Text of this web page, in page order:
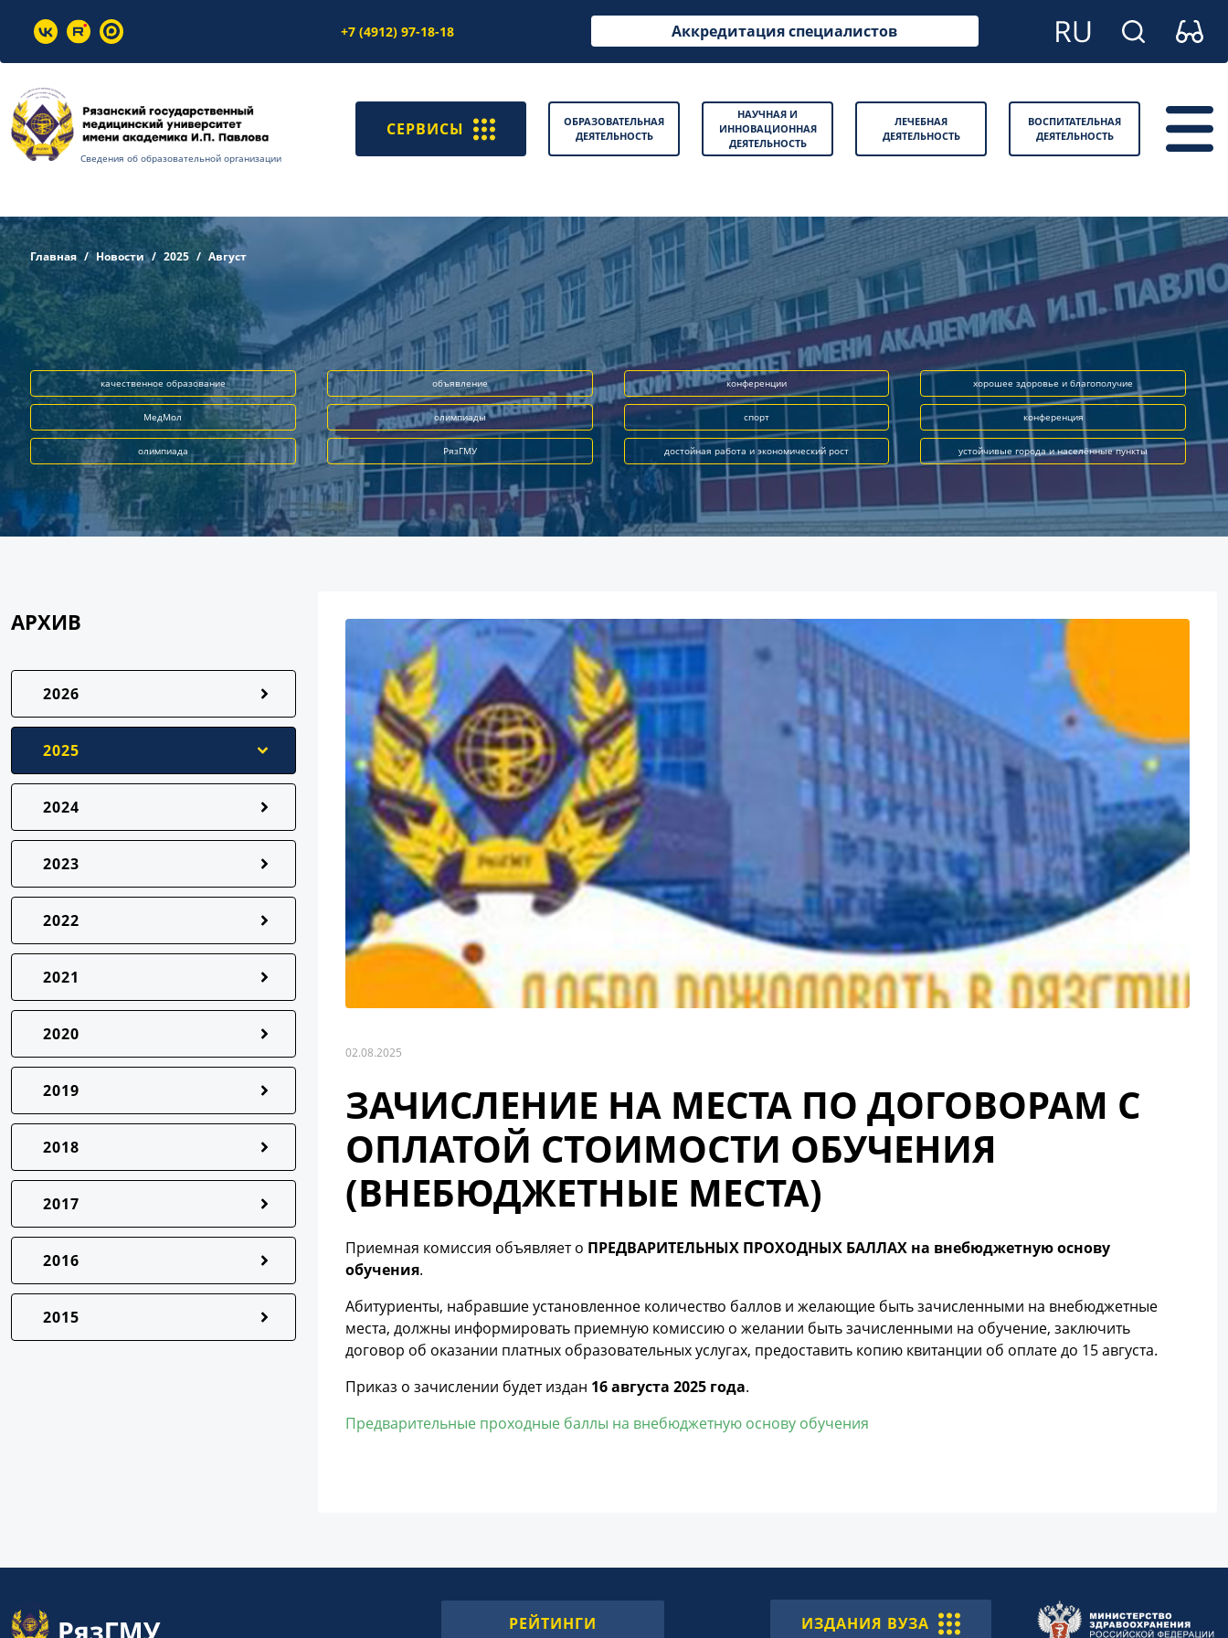
+7 (4912) 97-18-18 Аккредитация специалистов
Сведения об образовательной организации
СЕРВИСЫ
ОБРАЗОВАТЕЛЬНАЯ
ДЕЯТЕЛЬНОСТЬ
НАУЧНАЯ И
ИННОВАЦИОННАЯ
ДЕЯТЕЛЬНОСТЬ
ЛЕЧЕБНАЯ
ДЕЯТЕЛЬНОСТЬ
ВОСПИТАТЕЛЬНАЯ
ДЕЯТЕЛЬНОСТЬ
Главная Новости 2025 Август
качественное образование объявление конференции хорошее здоровье и благополучие
МедМол олимпиады спорт конференция
олимпиада РязГМУ достойная работа и экономический рост устойчивые города и населённые пункты
АРХИВ
2026
2025
2024
2023
2022
2021
2020
2019
2018
2017
2016
2015
02.08.2025
ЗАЧИСЛЕНИЕ НА МЕСТА ПО ДОГОВОРАМ С
ОПЛАТОЙ СТОИМОСТИ ОБУЧЕНИЯ
(ВНЕБЮДЖЕТНЫЕ МЕСТА)
Приемная комиссия объявляет о ПРЕДВАРИТЕЛЬНЫХ ПРОХОДНЫХ БАЛЛАХ на внебюджетную основу
обучения.
Абитуриенты, набравшие установленное количество баллов и желающие быть зачисленными на внебюджетные
места, должны информировать приемную комиссию о желании быть зачисленными на обучение, заключить
договор об оказании платных образовательных услугах, предоставить копию квитанции об оплате до 15 августа.
Приказ о зачислении будет издан 16 августа 2025 года.
Предварительные проходные баллы на внебюджетную основу обучения
РЕЙТИНГИ ИЗДАНИЯ ВУЗА